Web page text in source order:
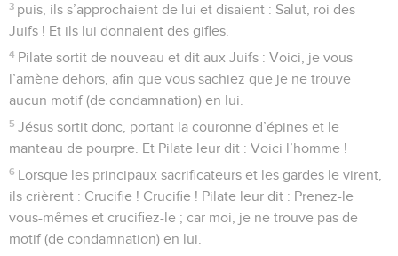
3 puis, ils s’approchaient de lui et disaient : Salut, roi des
Juifs ! Et ils lui donnaient des gifles.
4 Pilate sortit de nouveau et dit aux Juifs : Voici, je vous
l’amène dehors, afin que vous sachiez que je ne trouve
aucun motif (de condamnation) en lui.
5 Jésus sortit donc, portant la couronne d’épines et le
manteau de pourpre. Et Pilate leur dit : Voici l’homme !
6 Lorsque les principaux sacrificateurs et les gardes le virent,
ils crièrent : Crucifie ! Crucifie ! Pilate leur dit : Prenez-le
vous-mêmes et crucifiez-le ; car moi, je ne trouve pas de
motif (de condamnation) en lui.